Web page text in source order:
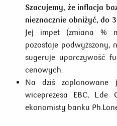
Szacujemy, że inflacja
nieznacznie obniżyć, do
Jej impet (zmiana %
pozostaje podwyższony,
sugeruje uporczywość
cenowych.
Na dziś zaplanowane
wiceprezesa EBC, L.de
ekonomisty banku